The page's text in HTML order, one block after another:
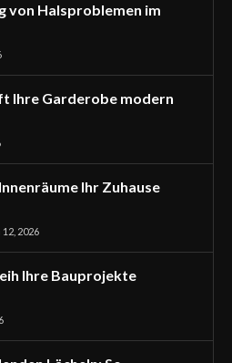
von Halsproblemen im
Ihre Garderobe modern
Ihr Zuhause
2026
Ihre Bauprojekte